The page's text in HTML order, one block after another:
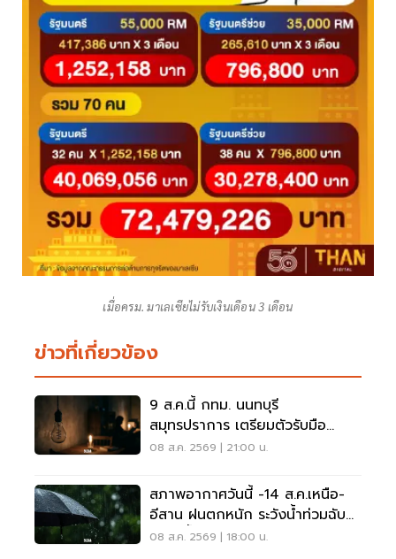
เมื่อครม. มาเลเซียไม่รับเงินเดือน 3 เดือน
ข่าวที่เกี่ยวข้อง
9 ส.ค.นี้ กทม. นนทบุรี
สมุทรปราการ เตรียมตัวรับมือ
'ไฟฟ้าดับ' หลายจุด
08 ส.ค. 2569 | 21:00 น.
สภาพอากาศวันนี้ -14 ส.ค.เหนือ-
อีสาน ฝนตกหนัก ระวังน้ำท่วมฉับ
พลัน น้ำป่าไหลหลาก
08 ส.ค. 2569 | 18:00 น.